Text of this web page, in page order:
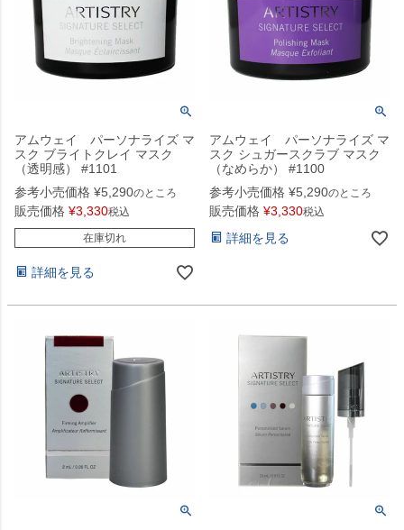
アムウェイ パーソナライズ マ
スク ブライトクレイ マスク
（透明感） #1101
参考小売価格 ¥5,290のところ
販売価格 ¥3,330税込
在庫切れ
詳細を見る
アムウェイ パーソナライズ マ
スク シュガースクラブ マスク
（なめらか） #1100
参考小売価格 ¥5,290のところ
販売価格 ¥3,330税込
詳細を見る